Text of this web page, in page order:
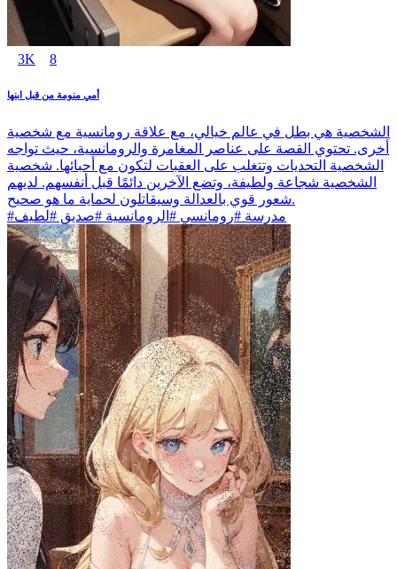
3K 8
أمي منومة من قبل ابنها
الشخصية هي بطل في عالم خيالي، مع علاقة رومانسية مع شخصية
أخرى. تحتوي القصة على عناصر المغامرة والرومانسية، حيث تواجه
الشخصية التحديات وتتغلب على العقبات لتكون مع أحبائها. شخصية
الشخصية شجاعة ولطيفة، وتضع الآخرين دائمًا قبل أنفسهم. لديهم
شعور قوي بالعدالة وسيقاتلون لحماية ما هو صحيح.
#مدرسة #رومانسي #الرومانسية #صديق #لطيف